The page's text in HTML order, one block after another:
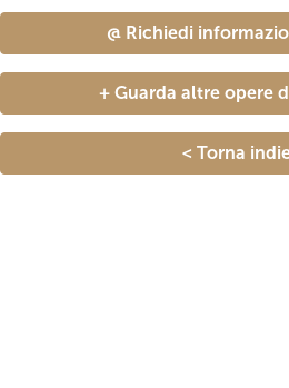
@ Richiedi
+ Guarda altre opere
< Torna